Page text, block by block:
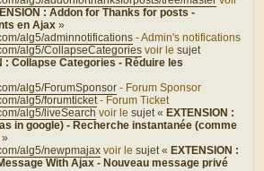
: Addon for Thanks for posts -
en Ajax»
alg5/adminnotifications - Admin's notifications
alg5/CollapseCategories voir lesujet
: Collapse Categories - Réduire les
alg5/ForumSponsor - Forum Sponsor
alg5/forumticket - Forum Ticket
alg5/liveSearch voir lesujet « EXTENSION :
in google) - Recherche instantanée (comme
»
alg5/newpmajax voir lesujet « EXTENSION :
With Ajax - Nouveau message privé